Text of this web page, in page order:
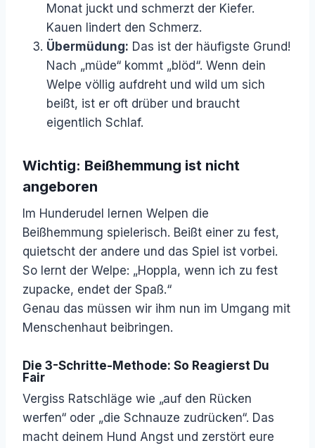
Monat juckt und schmerzt der Kiefer.
Kauen lindert den Schmerz.
Übermüdung: Das ist der häufigste Grund!
Nach „müde“ kommt „blöd“. Wenn dein
Welpe völlig aufdreht und wild um sich
beißt, ist er oft drüber und braucht
eigentlich Schlaf.
Wichtig: Beißhemmung ist nicht
angeboren
Im Hunderudel lernen Welpen die
Beißhemmung spielerisch. Beißt einer zu fest,
quietscht der andere und das Spiel ist vorbei.
So lernt der Welpe: „Hoppla, wenn ich zu fest
zupacke, endet der Spaß.“
Genau das müssen wir ihm nun im Umgang mit
Menschenhaut beibringen.
Die 3-Schritte-Methode: So Reagierst Du
Fair
Vergiss Ratschläge wie „auf den Rücken
werfen“ oder „die Schnauze zudrücken“. Das
macht deinem Hund Angst und zerstört eure